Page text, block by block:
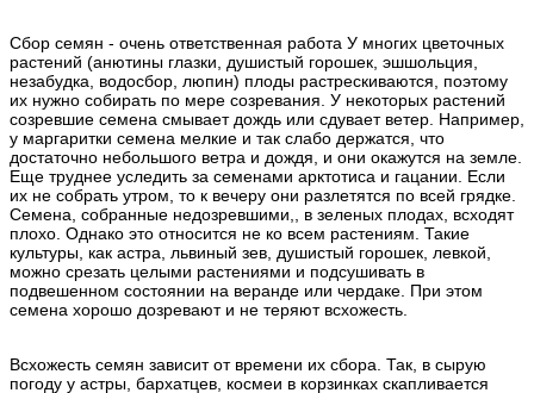
Сбор семян - очень ответственная работа У многих цветочных
растений (анютины глазки, душистый горошек, эшшольция,
незабудка, водосбор, люпин) плоды растрескиваются, поэтому
их нужно собирать по мере созревания. У некоторых растений
созревшие семена смывает дождь или сдувает ветер. Например,
у маргаритки семена мелкие и так слабо держатся, что
достаточно небольшого ветра и дождя, и они окажутся на земле.
Еще труднее уследить за семенами арктотиса и гацании. Если
их не собрать утром, то к вечеру они разлетятся по всей грядке.
Семена, собранные недозревшими,, в зеленых плодах, всходят
плохо. Однако это относится не ко всем растениям. Такие
культуры, как астра, львиный зев, душистый горошек, левкой,
можно срезать целыми растениями и подсушивать в
подвешенном состоянии на веранде или чердаке. При этом
семена хорошо дозревают и не теряют всхожесть.
Всхожесть семян зависит от времени их сбора. Так, в сырую
погоду у астры, бархатцев, космеи в корзинках скапливается